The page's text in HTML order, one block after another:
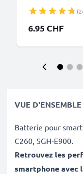
6.95 CHF
VUE D'ENSEMBLE
Batterie pour
C260, SGH-E900.
Retrouvez les
smartphone avec